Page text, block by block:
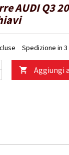
AUDI Q3
Spedizione in
 Aggiungi